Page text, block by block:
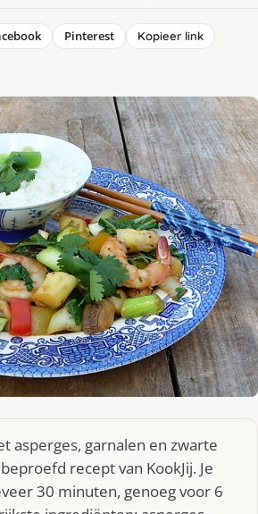
Pinterest
Kopieer link
asperges, garnalen en zwarte
recept van KookJij. Je
30 minuten, genoeg voor 6